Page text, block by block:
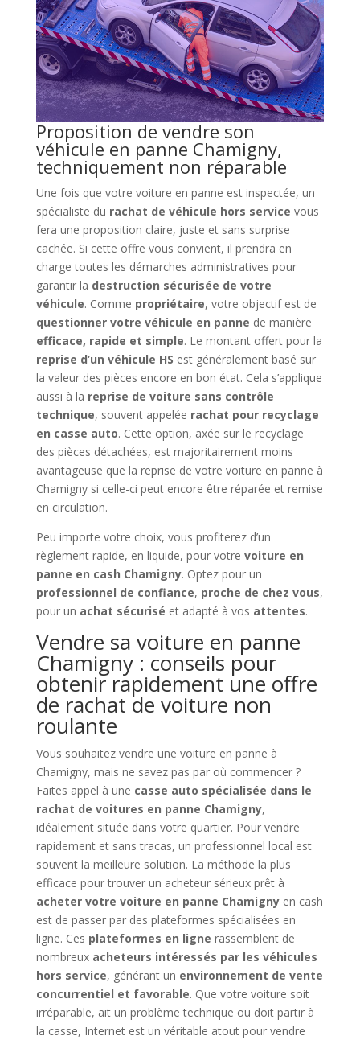
Proposition de vendre son
véhicule en panne Chamigny,
techniquement non réparable
Une fois que votre voiture en panne est inspectée, un
spécialiste du rachat de véhicule hors service vous
fera une proposition claire, juste et sans surprise
cachée. Si cette offre vous convient, il prendra en
charge toutes les démarches administratives pour
garantir la destruction sécurisée de votre
véhicule. Comme propriétaire, votre objectif est de
questionner votre véhicule en panne de manière
efficace, rapide et simple. Le montant offert pour la
reprise d’un véhicule HS est généralement basé sur
la valeur des pièces encore en bon état. Cela s’applique
aussi à la reprise de voiture sans contrôle
technique, souvent appelée rachat pour recyclage
en casse auto. Cette option, axée sur le recyclage
des pièces détachées, est majoritairement moins
avantageuse que la reprise de votre voiture en panne à
Chamigny si celle-ci peut encore être réparée et remise
en circulation.
Peu importe votre choix, vous profiterez d’un
règlement rapide, en liquide, pour votre voiture en
panne en cash Chamigny. Optez pour un
professionnel de confiance, proche de chez vous,
pour un achat sécurisé et adapté à vos attentes.
Vendre sa voiture en panne
Chamigny : conseils pour
obtenir rapidement une offre
de rachat de voiture non
roulante
Vous souhaitez vendre une voiture en panne à
Chamigny, mais ne savez pas par où commencer ?
Faites appel à une casse auto spécialisée dans le
rachat de voitures en panne Chamigny,
idéalement située dans votre quartier. Pour vendre
rapidement et sans tracas, un professionnel local est
souvent la meilleure solution. La méthode la plus
efficace pour trouver un acheteur sérieux prêt à
acheter votre voiture en panne Chamignyen cash
est de passer par des plateformes spécialisées en
ligne. Ces plateformes en ligne rassemblent de
nombreux acheteurs intéressés par les véhicules
hors service, générant un environnement de vente
concurrentiel et favorable. Que votre voiture soit
irréparable, ait un problème technique ou doit partir à
la casse, Internet est un véritable atout pour vendre